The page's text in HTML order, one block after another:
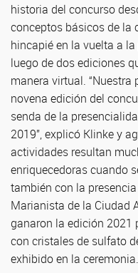
historia del concurso
conceptos básicos de la
hincapié en la vuelta a
luego de dos ediciones
manera virtual.
novena edición del
senda de la
2019”, explicó Klinke y
actividades resultan
enriquecedoras cuando
también con la
Marianista de la Ciudad
ganaron la edición 2021
con cristales de sulfato
exhibido en la ceremonia.